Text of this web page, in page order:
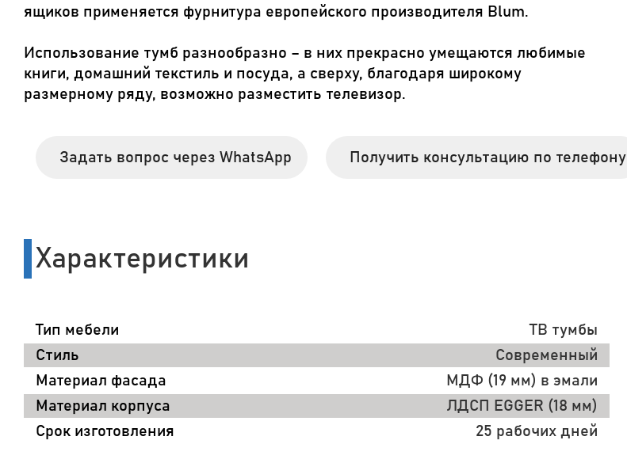
ящиков применяется фурнитура европейского производителя Blum.
Использование тумб разнообразно – в них прекрасно умещаются любимые
книги, домашний текстиль и посуда, а сверху, благодаря широкому
размерному ряду, возможно разместить телевизор.
Задать вопрос через WhatsApp Получить консультацию по телефону
Характеристики
Тип мебели
ТВ тумбы
Стиль
Современный
Материал фасада
МДФ (19 мм) в эмали
Материал корпуса
ЛДСП EGGER (18 мм)
Срок изготовления
25 рабочих дней